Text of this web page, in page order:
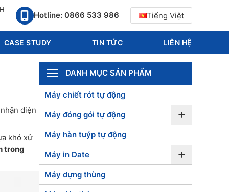
Hotline: 0866 533 986 Tiếng Việt
CASE STUDY TIN TỨC LIÊN HỆ
diện
khó xử
trong
DANH MỤC SẢN PHẨM
Máy chiết rót tự động
Máy đóng gói tự động +
Máy hàn tuýp tự động
Máy in Date +
Máy dựng thùng